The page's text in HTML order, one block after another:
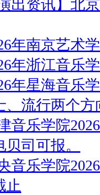
演出资讯】北
年南京艺术
年浙江音乐
年星海音乐
、流行两个方
音乐学院
司可报。
音乐学院
止